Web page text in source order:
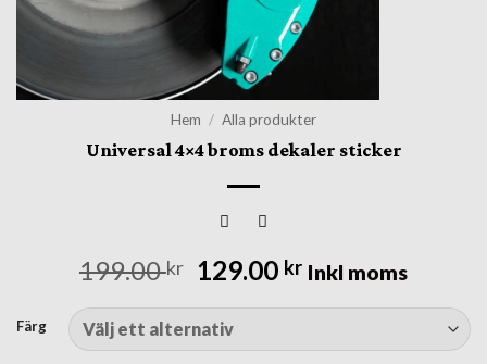
Hem / Alla produkter
Universal 4×4 broms dekaler sticker
199.00kr
Det
priset
var:
129.00 krDet
är:
Inkl moms
Färg